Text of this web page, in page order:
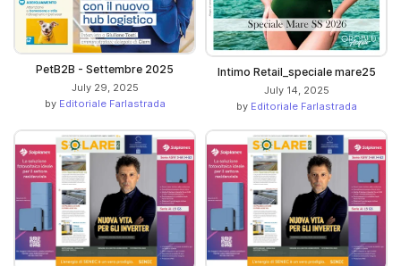
PetB2B - Settembre 2025
July 29, 2025
by Editoriale Farlastrada
Intimo Retail_speciale mare25
July 14, 2025
by Editoriale Farlastrada